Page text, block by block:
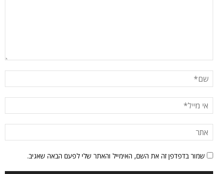
שמור בדפדפן זה את השם, האימייל והאתר שלי לפעם הבאה שאגיב.